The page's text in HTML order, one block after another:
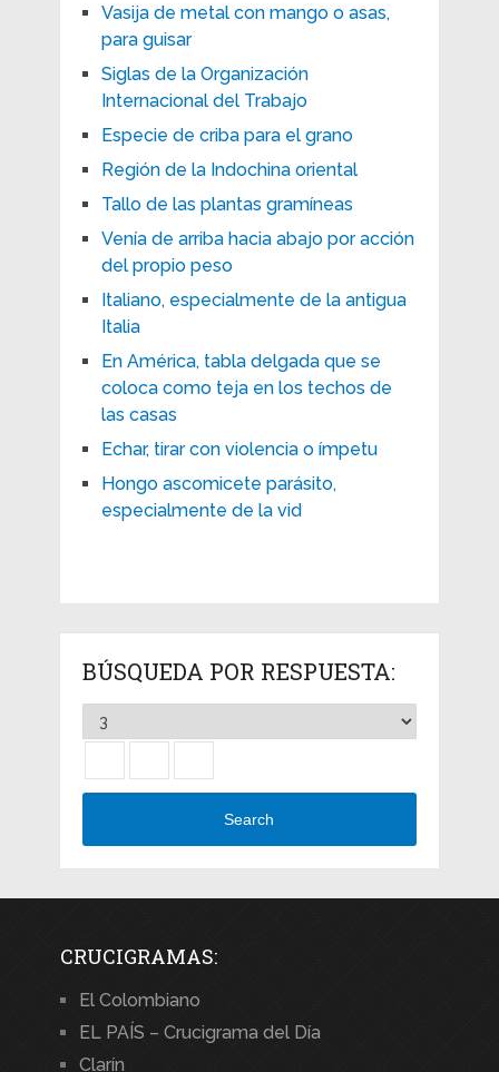
Vasija de metal con mango o asas,
para guisar
Siglas de la Organización
Internacional del Trabajo
Especie de criba para el grano
Región de la Indochina oriental
Tallo de las plantas gramíneas
Venía de arriba hacia abajo por acción
del propio peso
Italiano, especialmente de la antigua
Italia
En América, tabla delgada que se
coloca como teja en los techos de
las casas
Echar, tirar con violencia o ímpetu
Hongo ascomicete parásito,
especialmente de la vid
BÚSQUEDA POR RESPUESTA:
Search
CRUCIGRAMAS:
El Colombiano
EL PAÍS – Crucigrama del Día
Clarín